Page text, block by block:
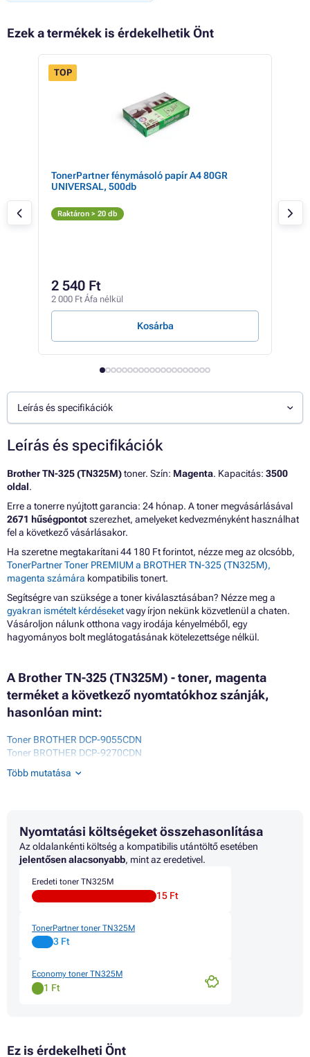
Ezek a termékek is érdekelhetik Önt
TOP
TonerPartner fénymásoló papír A4 80GR
UNIVERSAL, 500db
Raktáron > 20 db
2 540 Ft
2 000 Ft Áfa nélkül
Kosárba
Leírás és specifikációk
Leírás és specifikációk
Brother TN-325 (TN325M)toner. Szín: Magenta. Kapacitás: 3500
oldal.
Erre a tonerre nyújtott garancia: 24 hónap. A toner megvásárlásával
2671 hűségpontotszerezhet, amelyeket kedvezményként használhat
fel a következő vásárlásakor.
Ha szeretne megtakarítani 44 180 Ft forintot, nézze meg az olcsóbb,
TonerPartner Toner PREMIUM a BROTHER TN-325 (TN325M),
magenta számára kompatibilis tonert.
Segítségre van szüksége a toner kiválasztásában? Nézze meg a
gyakran ismételt kérdéseketvagy írjon nekünk közvetlenül a chaten.
Vásároljon nálunk otthona vagy irodája kényelméből, egy
hagyományos bolt meglátogatásának kötelezettsége nélkül.
A Brother TN-325 (TN325M) - toner, magenta
terméket a következő nyomtatókhoz szánják,
hasonlóan mint:
Toner BROTHER DCP-9055CDN
Toner BROTHER DCP-9270CDN
Toner BROTHER HL-4100 SERIES
Toner BROTHER HL-4140CN
Toner BROTHER HL-4570CDWT
Toner BROTHER MFC-9460CDN
Toner BROTHER MFC-9465CDN
Toner BROTHER MFC-9970CDN
Toner BROTHER MFC-9970CDW
Több mutatása
Nyomtatási költségeket összehasonlítása
Az oldalankénti költség a kompatibilis utántöltő esetében
jelentősen alacsonyabb, mint az eredetivel.
Eredeti toner TN325M
15 Ft
TonerPartner toner TN325M
3 Ft
Economy toner TN325M
1 Ft
Ez is érdekelheti Önt